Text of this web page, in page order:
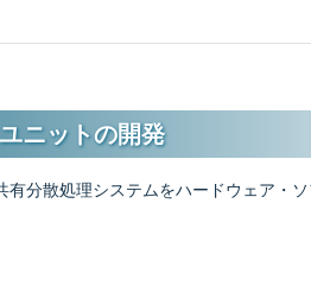
ニットの開発
分散処理システムをハードウェア・ソ